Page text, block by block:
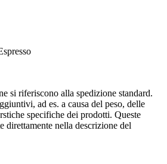
si riferiscono alla spedizione standard.
ad es. a causa del peso, delle
specifiche dei prodotti. Queste
direttamente nella descrizione del